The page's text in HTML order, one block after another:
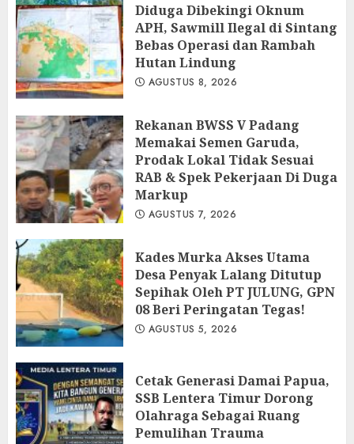
Diduga Dibekingi Oknum
APH, Sawmill Ilegal di Sintang
Bebas Operasi dan Rambah
Hutan Lindung
AGUSTUS 8, 2026
Rekanan BWSS V Padang
Memakai Semen Garuda,
Prodak Lokal Tidak Sesuai
RAB & Spek Pekerjaan Di Duga
Markup
AGUSTUS 7, 2026
Kades Murka Akses Utama
Desa Penyak Lalang Ditutup
Sepihak Oleh PT JULUNG, GPN
08 Beri Peringatan Tegas!
AGUSTUS 5, 2026
Cetak Generasi Damai Papua,
SSB Lentera Timur Dorong
Olahraga Sebagai Ruang
Pemulihan Trauma